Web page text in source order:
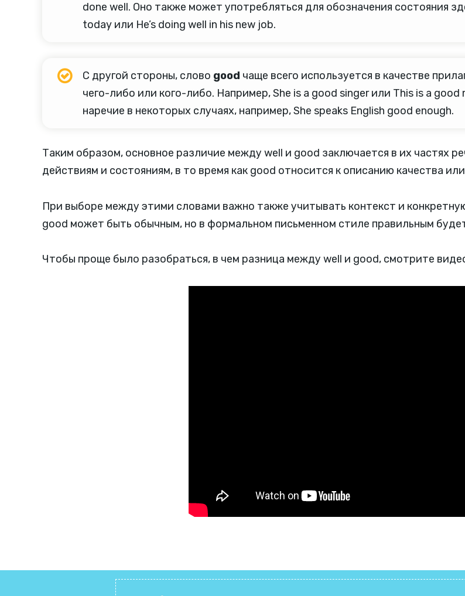
done well. Оно также может употребляться для обозначения состояния
today или He’s doing well in his new job.
С другой стороны, слово good чаще всего используется в качестве
чего-либо или кого-либо. Например, She is a good singer или This is a
наречие в некоторых случаях, например, She speaks English good enough.
Таким образом, основное различие между well и good заключается в их частях
действиям и состояниям, в то время как good относится к описанию качества
При выборе между этими словами важно также учитывать контекст и
good может быть обычным, но в формальном письменном стиле правильным
Чтобы проще было разобраться, в чем разница между well и good, смотрите